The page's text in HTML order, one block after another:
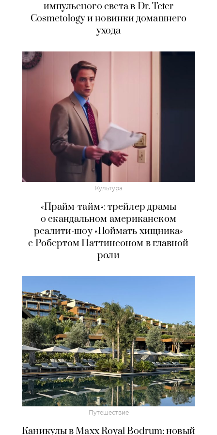
импульсного света в Dr. Teter
Cosmetology и новинки домашнего
ухода
Культура
«Прайм-тайм»: трейлер драмы
о скандальном американском
реалити-шоу «Поймать хищника»
с Робертом Паттинсоном в главной
роли
Путешествие
Каникулы в Maxx Royal Bodrum: новый